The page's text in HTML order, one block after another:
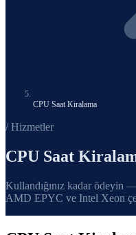
CPU Saat Kiralama
/ Hizmetler
CPU Saat
Kullandığınız kadar ödeyin
AMD EPYC ve Intel Xeon